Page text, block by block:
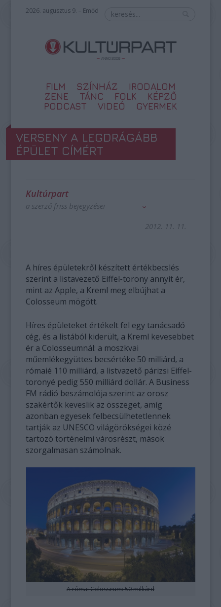
2026. augusztus 9. – Emőd
FILM SZÍNHÁZ
IRODALOM
ZENE
TÁNC FOLK
KÉPZŐ
PODCAST
VIDEÓ GYERMEK
VERSENY A LEGDRÁGÁBB
ÉPÜLET CÍMÉRT
Kultúrpart
a szerző friss bejegyzései
2012. 11. 11.
A híres épületekről készített értékbecslés
szerint a listavezető Eiffel-torony annyit ér,
mint az Apple, a Kreml meg elbújhat a
Colosseum mögött.
Híres épületeket értékelt fel egy tanácsadó
cég, és a listából kiderült, a Kreml kevesebbet
ér a Colosseumnál: a moszkvai
műemlékegyüttes becsértéke 50 milliárd, a
rómaié 110 milliárd, a listvazető párizsi Eiffel-
toronyé pedig 550 milliárd dollár. A Business
FM rádió beszámolója szerint az orosz
szakértők keveslik az összeget, amíg
azonban egyesek felbecsülhetetlennek
tartják az UNESCO világörökségei közé
tartozó történelmi városrészt, mások
szorgalmasan számolnak.
A római Colosseum: 50 milliárd